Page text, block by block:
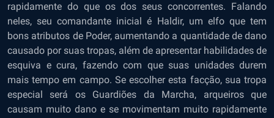
rapidamente do que os dos seus concorrentes. Falando
neles, seu comandante inicial é Haldir, um elfo que tem
bons atributos de Poder, aumentando a quantidade de dano
causado por suas tropas, além de apresentar habilidades de
esquiva e cura, fazendo com que suas unidades durem
mais tempo em campo. Se escolher esta facção, sua tropa
especial será os Guardiões da Marcha, arqueiros que
causam muito dano e se movimentam muito rapidamente